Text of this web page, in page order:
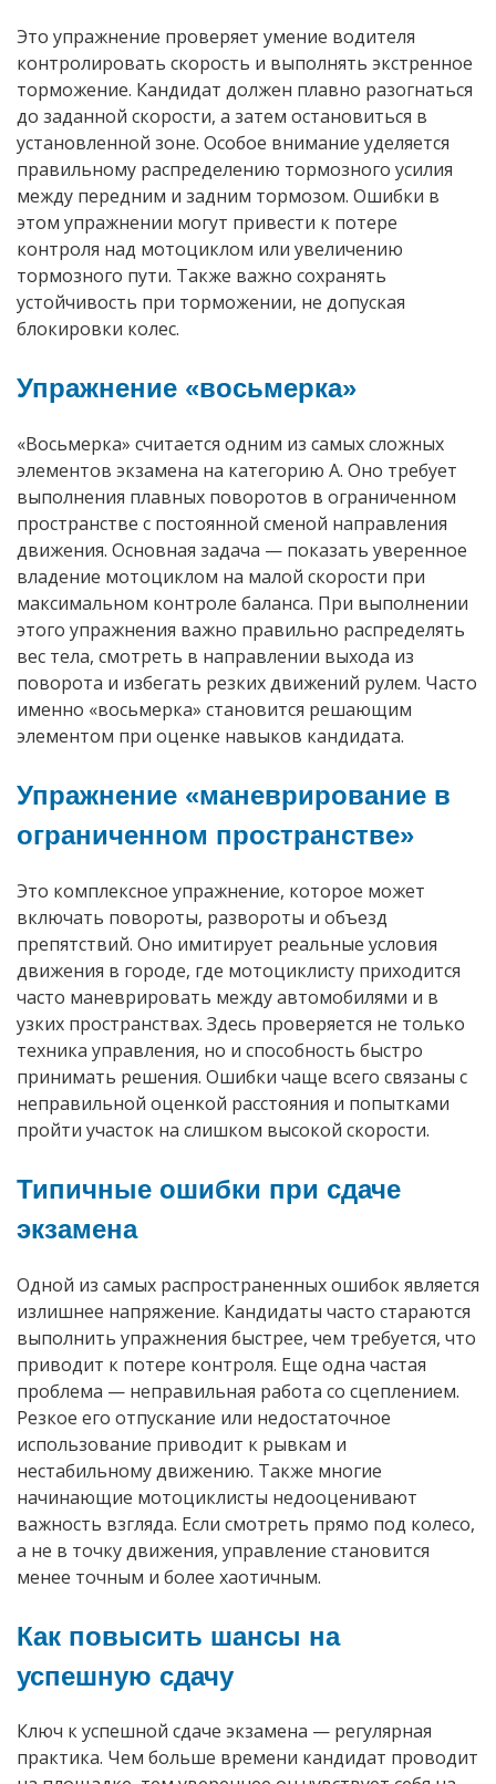
Это упражнение проверяет умение водителя
контролировать скорость и выполнять экстренное
торможение. Кандидат должен плавно разогнаться
до заданной скорости, а затем остановиться в
установленной зоне. Особое внимание уделяется
правильному распределению тормозного усилия
между передним и задним тормозом. Ошибки в
этом упражнении могут привести к потере
контроля над мотоциклом или увеличению
тормозного пути. Также важно сохранять
устойчивость при торможении, не допуская
блокировки колес.
Упражнение «восьмерка»
«Восьмерка» считается одним из самых сложных
элементов экзамена на категорию А. Оно требует
выполнения плавных поворотов в ограниченном
пространстве с постоянной сменой направления
движения. Основная задача — показать уверенное
владение мотоциклом на малой скорости при
максимальном контроле баланса. При выполнении
этого упражнения важно правильно распределять
вес тела, смотреть в направлении выхода из
поворота и избегать резких движений рулем. Часто
именно «восьмерка» становится решающим
элементом при оценке навыков кандидата.
Упражнение «маневрирование в
ограниченном пространстве»
Это комплексное упражнение, которое может
включать повороты, развороты и объезд
препятствий. Оно имитирует реальные условия
движения в городе, где мотоциклисту приходится
часто маневрировать между автомобилями и в
узких пространствах. Здесь проверяется не только
техника управления, но и способность быстро
принимать решения. Ошибки чаще всего связаны с
неправильной оценкой расстояния и попытками
пройти участок на слишком высокой скорости.
Типичные ошибки при сдаче
экзамена
Одной из самых распространенных ошибок является
излишнее напряжение. Кандидаты часто стараются
выполнить упражнения быстрее, чем требуется, что
приводит к потере контроля. Еще одна частая
проблема — неправильная работа со сцеплением.
Резкое его отпускание или недостаточное
использование приводит к рывкам и
нестабильному движению. Также многие
начинающие мотоциклисты недооценивают
важность взгляда. Если смотреть прямо под колесо,
а не в точку движения, управление становится
менее точным и более хаотичным.
Как повысить шансы на
успешную сдачу
Ключ к успешной сдаче экзамена — регулярная
практика. Чем больше времени кандидат проводит